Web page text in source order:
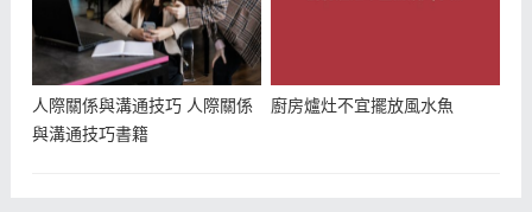
人際關係與溝通技巧 人際關係
與溝通技巧書籍
廚房爐灶不宜擺放風水魚